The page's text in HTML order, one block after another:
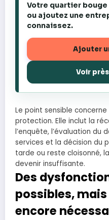
Votre quartier bouge
ou ajoutez une
connaissez.
Ajouter
Voir
Le point sensible
protection. Elle inclut la
l’enquête, l’évaluation du
services et la décision du
tarde ou reste cloisonné,
devenir insuffisante.
Des
possibles,
encore